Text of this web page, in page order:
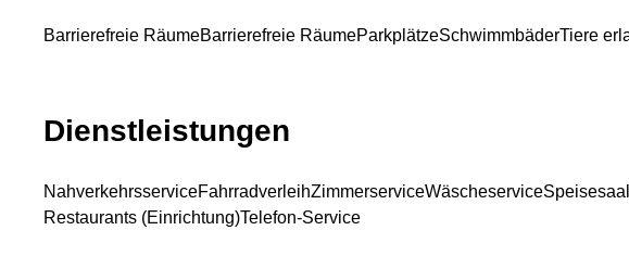
Barrierefreie RäumeBarrierefreie RäumeParkplätzeSchwimmbäderTiere
Dienstleistungen
NahverkehrsserviceFahrradverleihZimmerserviceWäscheservice
Restaurants (Einrichtung)Telefon-Service